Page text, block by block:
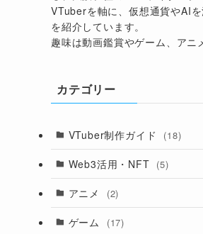
VTuberを軸に、仮想通貨やAI
を紹介しています。
趣味は動画鑑賞やゲーム、アニ
カテゴリー
VTuber制作ガイド (18)
Web3活用・NFT (5)
アニメ (2)
ゲーム (17)